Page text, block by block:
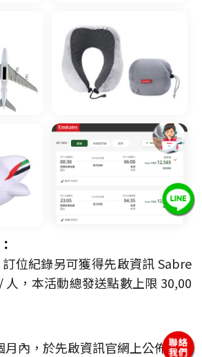
位紀錄另可獲得先啟資訊 Sabre
人，本活動總發送點數上限 30,00
內，於先啟資訊官網上公佈中獎